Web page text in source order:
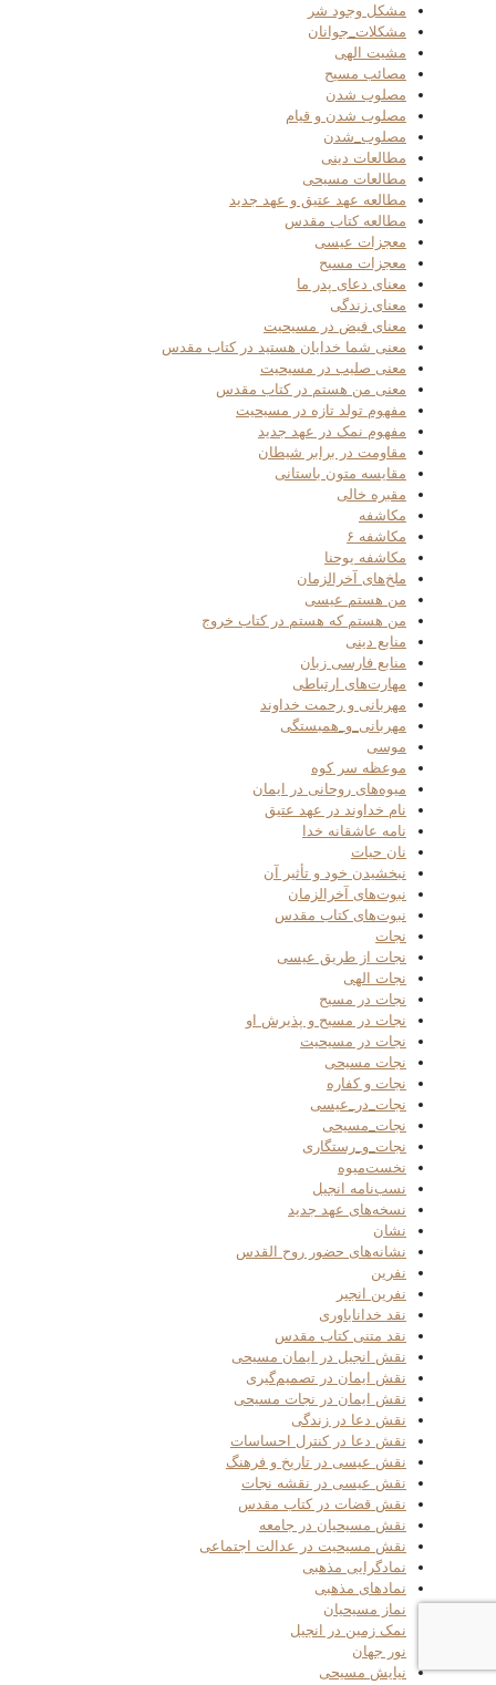
مشکل وجود شر
مشکلات_جوانان
مشیت الهی
مصائب مسیح
مصلوب شدن
مصلوب شدن و قیام
مصلوب_شدن
مطالعات دینی
مطالعات مسیحی
مطالعه عهد عتیق و عهد جدید
مطالعه کتاب مقدس
معجزات عیسی
معجزات مسیح
معنای دعای پدر ما
معنای زندگی
معنای فیض در مسیحیت
معنی شما خدایان هستید در کتاب مقدس
معنی صلیب در مسیحیت
معنی من هستم در کتاب مقدس
مفهوم تولد تازه در مسیحیت
مفهوم نمک در عهد جدید
مقاومت در برابر شیطان
مقایسه متون باستانی
مقبره خالی
مکاشفه
مکاشفه ۶
مکاشفه یوحنا
ملخ‌های آخرالزمان
من هستم عیسی
من هستم که هستم در کتاب خروج
منابع دینی
منابع فارسی زبان
مهارت‌های ارتباطی
مهربانی و رحمت خداوند
مهربانی_و_همبستگی
موسی
موعظه سر کوه
میوه‌های روحانی در ایمان
نام خداوند در عهد عتیق
نامه عاشقانه خدا
نان حیات
نبخشیدن خود و تأثیر آن
نبوت‌های آخرالزمان
نبوت‌های کتاب مقدس
نجات
نجات از طریق عیسی
نجات الهی
نجات در مسیح
نجات در مسیح و پذیرش او
نجات در مسیحیت
نجات مسیحی
نجات و کفاره
نجات_در_عیسی
نجات_مسیحی
نجات_و_رستگاری
نخست‌میوه
نسب‌نامه انجیل
نسخه‌های عهد جدید
نشان
نشانه‌های حضور روح القدس
نفرین
نفرین انجیر
نقد خداناباوری
نقد متنی کتاب مقدس
نقش انجیل در ایمان مسیحی
نقش ایمان در تصمیم‌گیری
نقش ایمان در نجات مسیحی
نقش دعا در زندگی
نقش دعا در کنترل احساسات
نقش عیسی در تاریخ و فرهنگ
نقش عیسی در نقشه نجات
نقش قضات در کتاب مقدس
نقش مسیحیان در جامعه
نقش مسیحیت در عدالت اجتماعی
نمادگرایی مذهبی
نمادهای مذهبی
نماز مسیحیان
نمک زمین در انجیل
نور جهان
نیایش مسیحی